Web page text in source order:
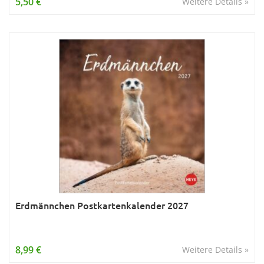
Erdmännchen Postkartenkalender 2027
Weitere Details »
8,99 €